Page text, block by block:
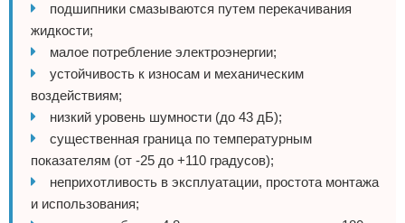
подшипники смазываются путем перекачивания
жидкости;
малое потребление электроэнергии;
устойчивость к износам и механическим
воздействиям;
низкий уровень шумности (до 43 дБ);
существенная граница по температурным
показателям (от -25 до +110 градусов);
неприхотливость в эксплуатации, простота монтажа
и использования;